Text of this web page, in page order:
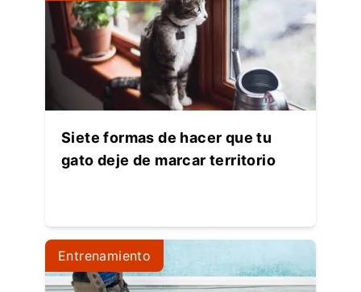
Siete formas de hacer que tu
gato deje de marcar territorio
Entrenamiento